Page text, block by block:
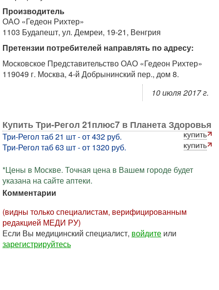
Производитель
ОАО «Гедеон Рихтер»
1103 Будапешт, ул. Демреи, 19-21, Венгрия
Претензии потребителей направлять по адресу:
Московское Представительство ОАО «Гедеон Рихтер»
119049 г. Москва, 4-й Добрынинский пер., дом 8.
10 июля 2017 г.
Купить Три-Регол 21плюс7 в Планета Здоровья
Три-Регол таб 21 шт - от 432 руб.
Три-Регол таб 63 шт - от 1320 руб.
*Цены в Москве. Точная цена в Вашем городе будет
указана на сайте аптеки.
Комментарии
(видны только специалистам, верифицированным
редакцией МЕДИ РУ)
Если Вы медицинский специалист, войдите или
зарегистрируйтесь